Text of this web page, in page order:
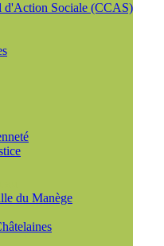
d'Action Sociale (CCAS)
du Manège